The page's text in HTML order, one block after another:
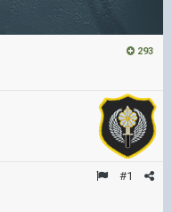
293
#1